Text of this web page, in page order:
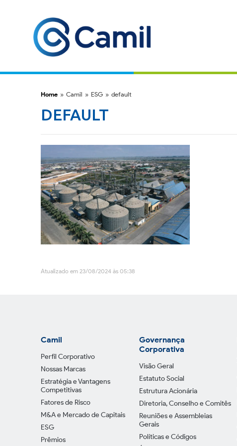
Home » Camil » ESG » default
DEFAULT
Atualizado em 23/08/2024 às 05:38
Camil
Perfil Corporativo
Nossas Marcas
Estratégia e Vantagens
Competitivas
Fatores de Risco
M&A e Mercado de Capitais
ESG
Prêmios
Governança
Corporativa
Visão Geral
Estatuto Social
Estrutura Acionária
Diretoria, Conselho e Comitês
Reuniões e Assembleias
Gerais
Políticas e Códigos